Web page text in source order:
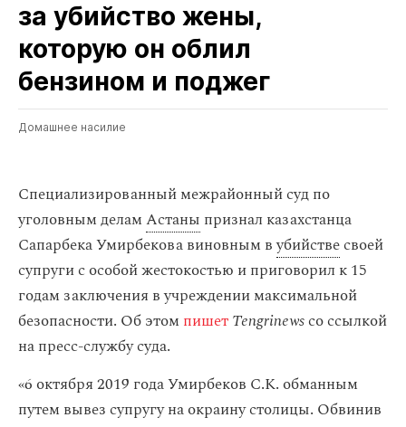
за убийство жены,
которую он облил
бензином и поджег
Домашнее насилие
Специализированный межрайонный суд по
уголовным деламАстаны признал казахстанца
Сапарбека Умирбекова виновным вубийствесвоей
супруги с особой жестокостью и приговорил к 15
годам заключения в учреждении максимальной
безопасности. Об этом пишетTengrinewsсо ссылкой
на пресс-службу суда.
«6 октября 2019 года Умирбеков С.К. обманным
путем вывез супругу на окраину столицы. Обвинив